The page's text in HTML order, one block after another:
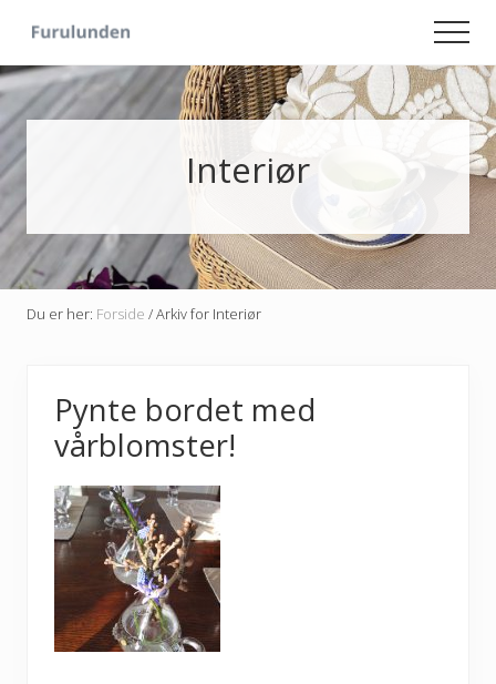
main
content
primary
sidebar
Hageliv
-
Lise
for
sjelen Interiør
Du er her: Forside /Arkiv for Interiør
Pynte bordet med
vårblomster!